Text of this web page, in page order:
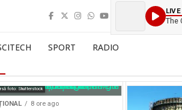
The
SPORT RADIO
foto: Shutterstock
8 ore ago